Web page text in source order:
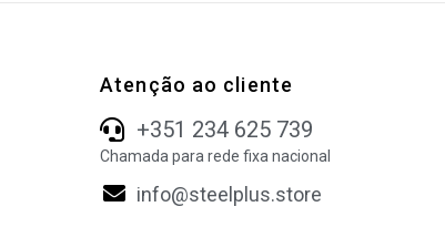
Atenção ao cliente
+351 234 625 739
Chamada para rede fixa nacional
info@steelplus.store